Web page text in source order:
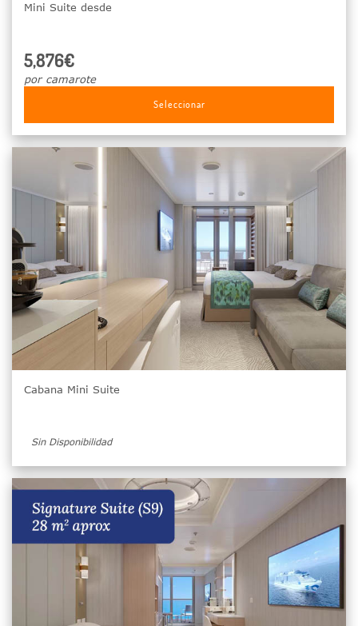
Mini Suite desde
5,876€
por camarote
Seleccionar
Cabana Mini Suite
Sin Disponibilidad